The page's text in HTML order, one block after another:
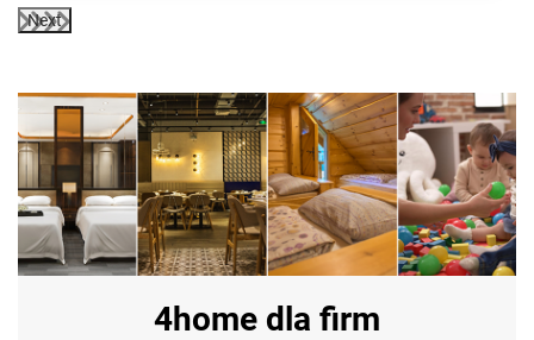
Next
4home dla firm